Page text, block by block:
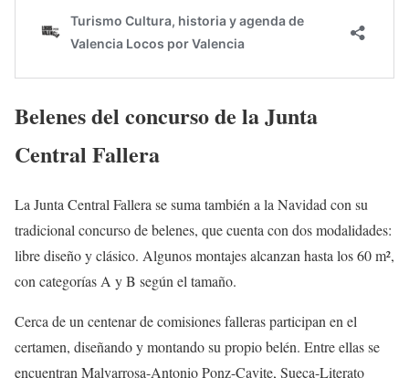
Belenes del concurso de la Junta
Central Fallera
La Junta Central Fallera se suma también a la Navidad con su
tradicional concurso de belenes, que cuenta con dos modalidades:
libre diseño y clásico. Algunos montajes alcanzan hasta los 60 m²,
con categorías A y B según el tamaño.
Cerca de un centenar de comisiones falleras participan en el
certamen, diseñando y montando su propio belén. Entre ellas se
encuentran Malvarrosa-Antonio Ponz-Cavite, Sueca-Literato